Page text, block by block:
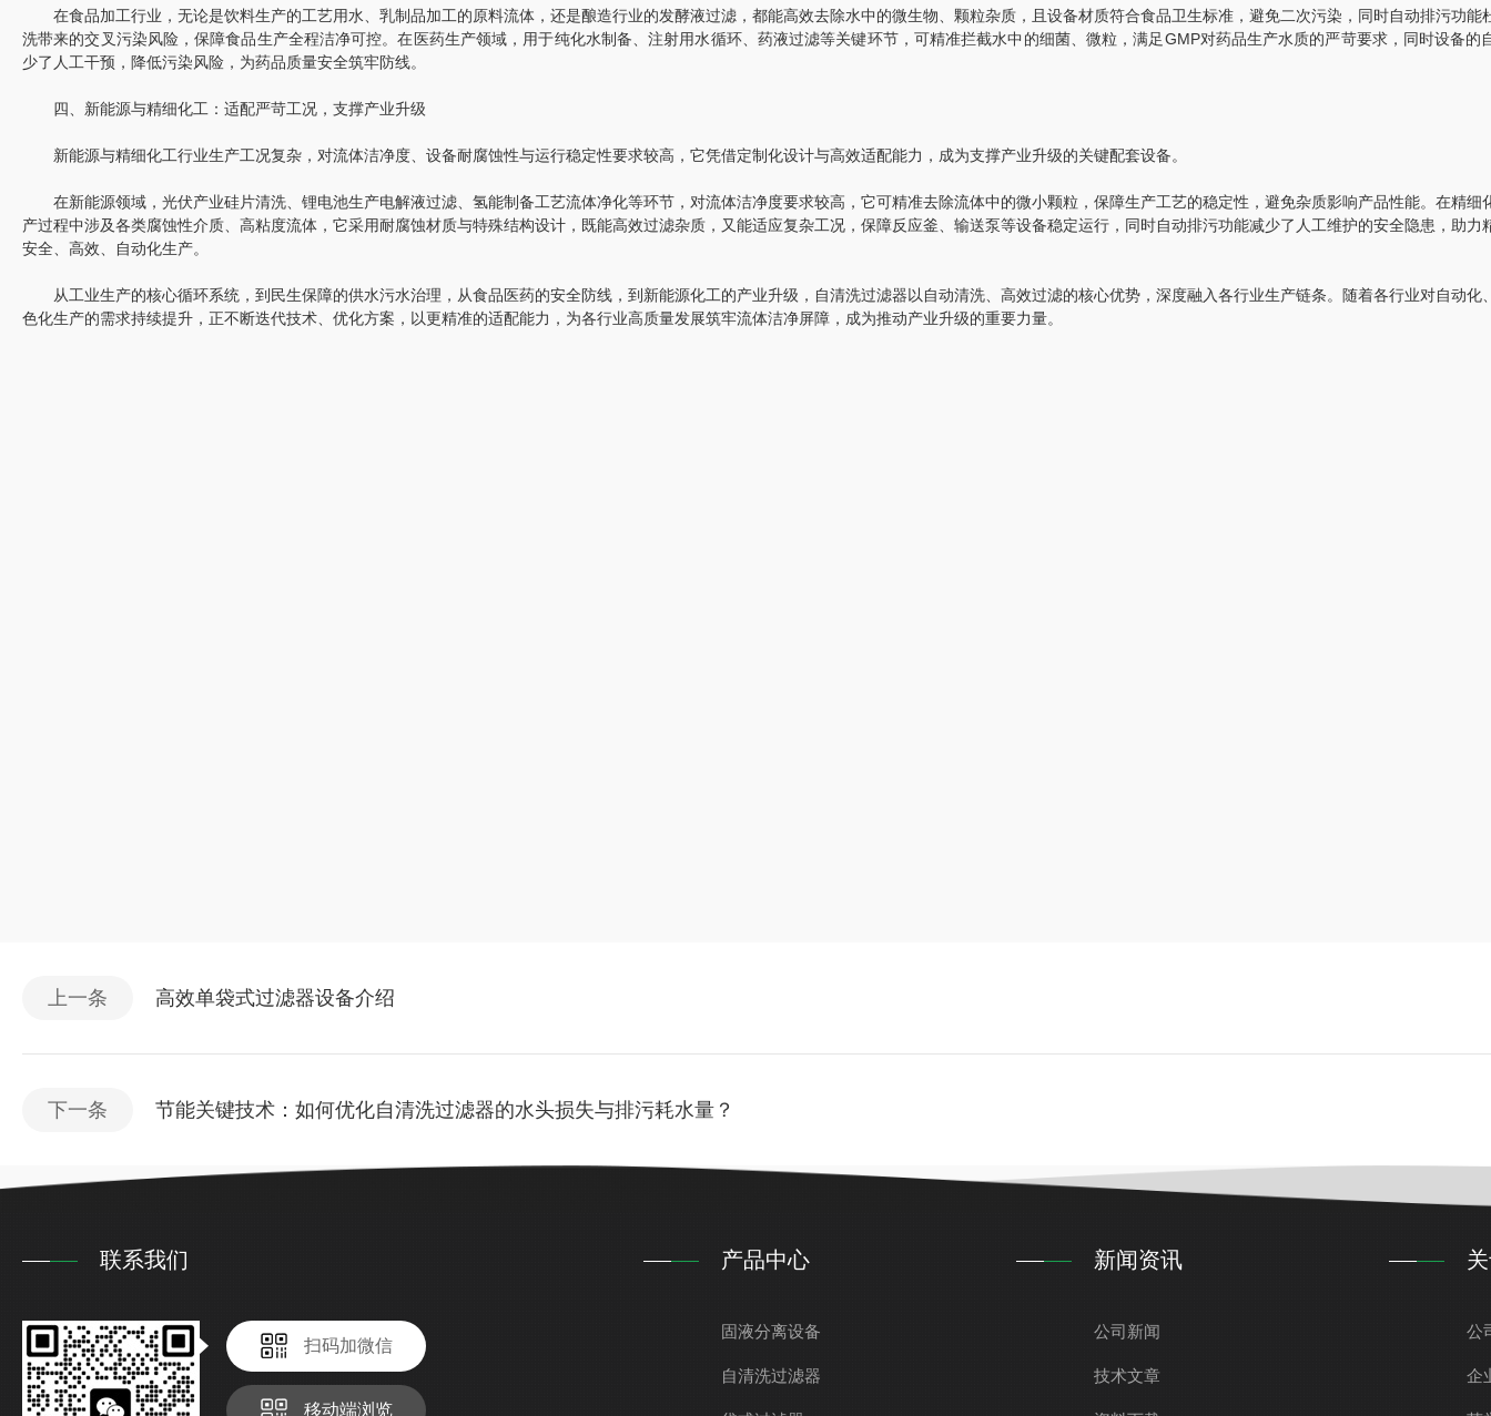
在食品加工行业，无论是饮料生产的工艺用水、乳制品加工的原料流体，还是酿造行业的发酵液过滤，都能高效去除水中的微生物、颗粒杂质，且设备材质符合食品卫生标准，避免二次污染，同时自动排污功能
洗带来的交叉污染风险，保障食品生产全程洁净可控。在医药生产领域，用于纯化水制备、注射用水循环、药液过滤等关键环节，可精准拦截水中的细菌、微粒，满足GMP对药品生产水质的严苛要求，同时设备的
少了人工干预，降低污染风险，为药品质量安全筑牢防线。
四、新能源与精细化工：适配严苛工况，支撑产业升级
新能源与精细化工行业生产工况复杂，对流体洁净度、设备耐腐蚀性与运行稳定性要求较高，它凭借定制化设计与高效适配能力，成为支撑产业升级的关键配套设备。
在新能源领域，光伏产业硅片清洗、锂电池生产电解液过滤、氢能制备工艺流体净化等环节，对流体洁净度要求较高，它可精准去除流体中的微小颗粒，保障生产工艺的稳定性，避免杂质影响产品性能。在精细
产过程中涉及各类腐蚀性介质、高粘度流体，它采用耐腐蚀材质与特殊结构设计，既能高效过滤杂质，又能适应复杂工况，保障反应釜、输送泵等设备稳定运行，同时自动排污功能减少了人工维护的安全隐患，助力
安全、高效、自动化生产。
从工业生产的核心循环系统，到民生保障的供水污水治理，从食品医药的安全防线，到新能源化工的产业升级，自清洗过滤器以自动清洗、高效过滤的核心优势，深度融入各行业生产链条。随着各行业对自动化
色化生产的需求持续提升，正不断迭代技术、优化方案，以更精准的适配能力，为各行业高质量发展筑牢流体洁净屏障，成为推动产业升级的重要力量。
上一条 高效单袋式过滤器设备介绍
下一条 节能关键技术：如何优化自清洗过滤器的水头损失与排污耗水量？
联系我们
扫码加微信
移动端浏览
产品中心
固液分离设备
自清洗过滤器
新闻资讯
公司新闻
技术文章
公
企